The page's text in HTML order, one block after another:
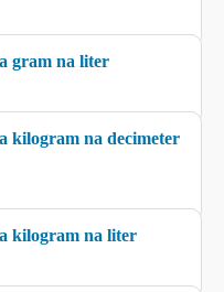
gram na liter
kilogram na decimeter
kilogram na liter